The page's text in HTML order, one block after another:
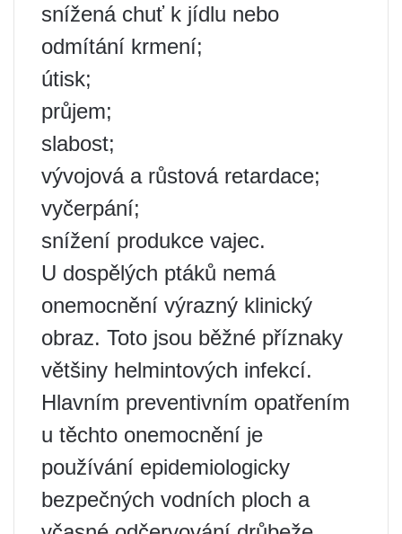
snížená chuť k jídlu nebo
odmítání krmení;
útisk;
průjem;
slabost;
vývojová a růstová retardace;
vyčerpání;
snížení produkce vajec.
U dospělých ptáků nemá
onemocnění výrazný klinický
obraz. Toto jsou běžné příznaky
většiny helmintových infekcí.
Hlavním preventivním opatřením
u těchto onemocnění je
používání epidemiologicky
bezpečných vodních ploch a